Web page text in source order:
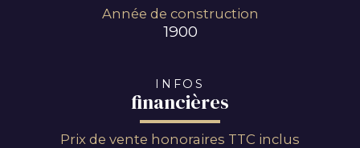
Année de construction
1900
INFOS
financières
Prix de vente honoraires TTC inclus